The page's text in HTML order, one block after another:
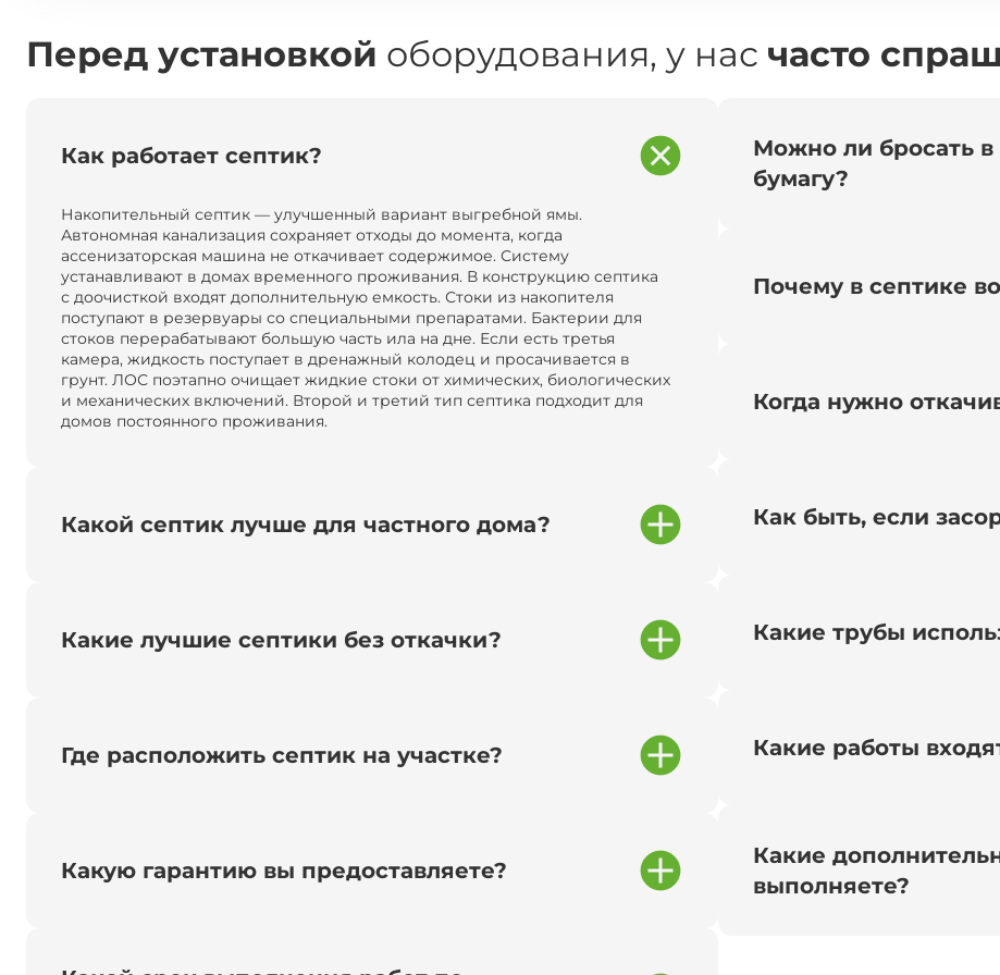
Перед установкой оборудования, у нас часто
Как работает септик?
Накопительный септик — улучшенный вариант выгребной ямы.
Автономная канализация сохраняет отходы до момента, когда
ассенизаторская машина не откачивает содержимое. Систему
устанавливают в домах временного проживания. В конструкцию септика
с доочисткой входят дополнительную емкость. Стоки из накопителя
поступают в резервуары со специальными препаратами. Бактерии для
стоков перерабатывают большую часть ила на дне. Если есть третья
камера, жидкость поступает в дренажный колодец и просачивается в
грунт. ЛОС поэтапно очищает жидкие стоки от химических, биологических
и механических включений. Второй и третий тип септика подходит для
домов постоянного проживания.
Какой септик лучше для частного дома?
Какие лучшие септики без откачки?
Где расположить септик на участке?
Какую гарантию вы предоставляете?
Можно ли бросать в
бумагу?
Почему в септике
Когда нужно
Как быть, если
Какие трубы
Какие работы
Какие
выполняете?